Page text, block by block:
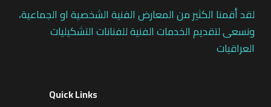
لقد أقمنا الكثير من المعارض الفنية الشخصية او الجماعية،
ونسعى لتقديم الخدمات الفنية للفنانات التشكيليات
العراقيات
Quick Links